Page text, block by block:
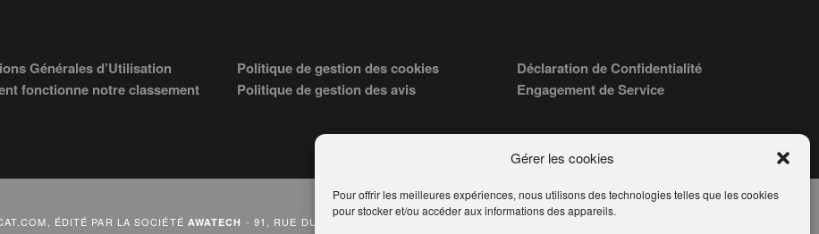
Gérer les cookies
Pour offrir les meilleures expériences, nous utilisons des technologies telles que les cookies
pour stocker et/ou accéder aux informations des appareils.
Générales d’Utilisation
fonctionne notre classement
Politique de gestion des cookies
Politique de gestion des avis
Déclaration de Confidentialité
Engagement de Service
ÉDITÉ PAR LA SOCIÉTÉ AWATECH - 91, RUE DU FAUBOURG ST HONORÉ PARIS 75008 - SIRET : 84006857100024.